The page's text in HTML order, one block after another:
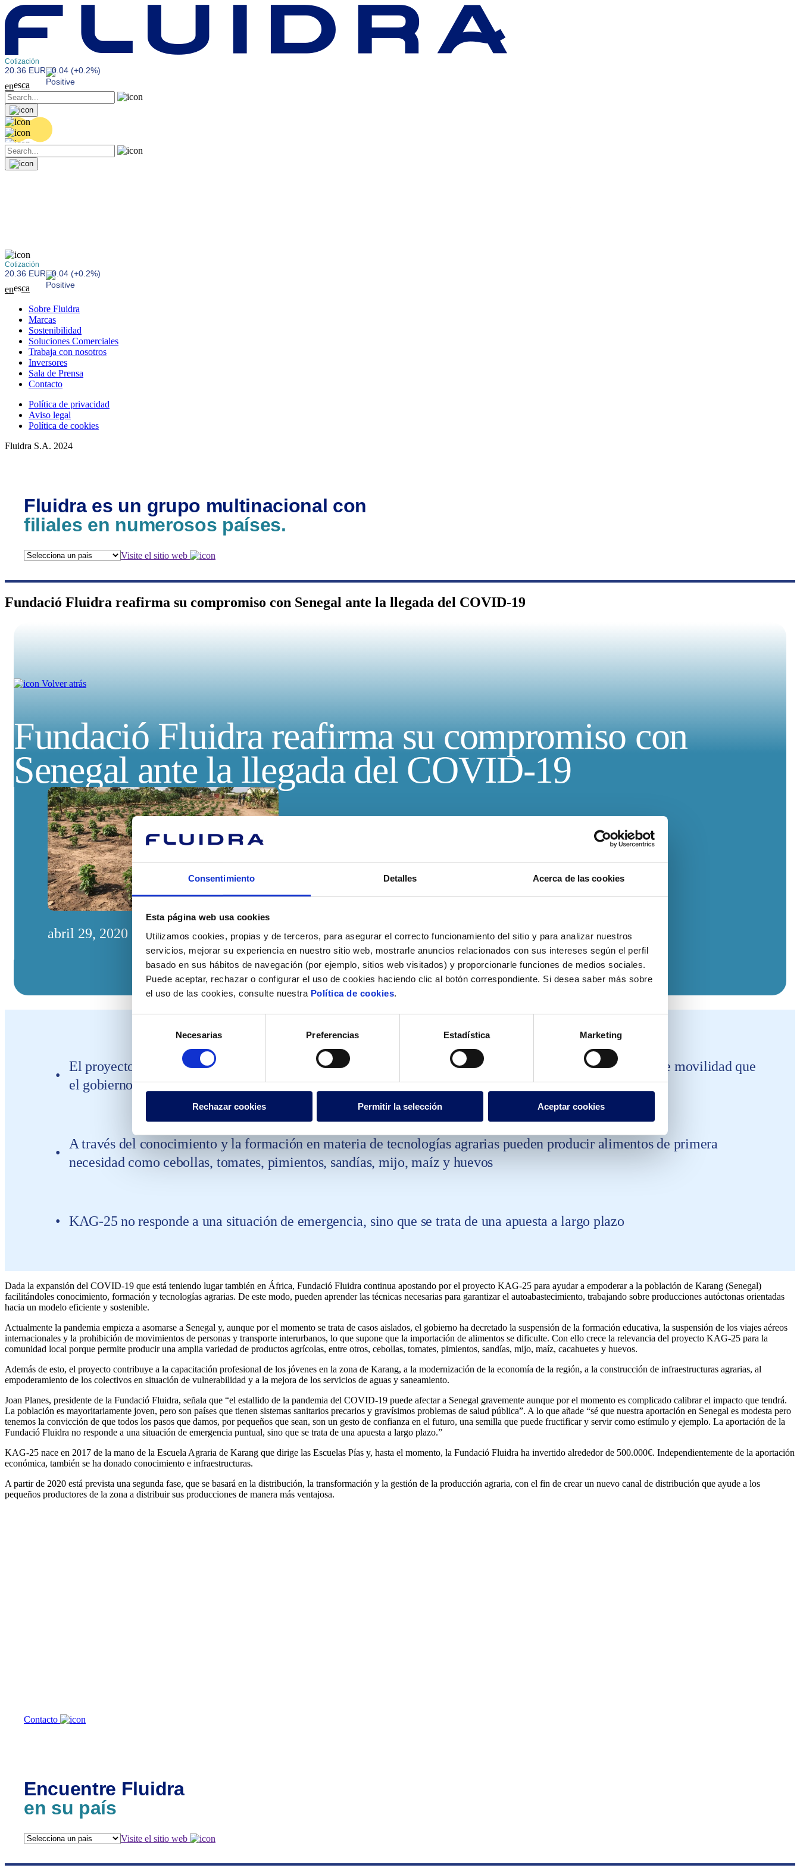
Consentimiento Detalles Acerca de las cookies
Esta página web usa cookies
Utilizamos cookies, propias y de terceros, para asegurar el correcto funcionamiento del sitio y para analizar nuestros
servicios, mejorar su experiencia en nuestro sitio web, mostrarle anuncios relacionados con sus intereses según el perfil
basado en sus hábitos de navegación (por ejemplo, sitios web visitados) y proporcionarle funciones de medios sociales.
Puede aceptar, rechazar o configurar el uso de cookies haciendo clic al botón correspondiente. Si desea saber más sobre
el uso de las cookies, consulte nuestra Política de cookies.
consentimiento
Necesarias Preferencias Estadística Marketing
Rechazar cookies Permitir la selección Aceptar cookies
Cotización
20.36 EUR 0.04 (+0.2%)
enesca
Cotización
20.36 EUR 0.04 (+0.2%)
enesca
Sobre Fluidra
Marcas
Sostenibilidad
Soluciones Comerciales
Trabaja con nosotros
Inversores
Sala de Prensa
Contacto
Política de privacidad
Aviso legal
Política de cookies
Fluidra S.A. 2024
Fluidra es un grupo multinacional con
filiales en numerosos países.
Visite el sitio web
Fundació Fluidra reafirma su compromiso con Senegal ante la llegada del COVID-19
Volver atrás
Fundació Fluidra reafirma su compromiso con
Senegal ante la llegada del COVID-19
abril 29, 2020
El proyecto KAG-25 ayuda a que la población de Karang pueda autoabastecerse pese a las restricciones de movilidad que
el gobierno de Senegal ha activado ante el avance del virus
A través del conocimiento y la formación en materia de tecnologías agrarias pueden producir alimentos de primera
necesidad como cebollas, tomates, pimientos, sandías, mijo, maíz y huevos
KAG-25 no responde a una situación de emergencia, sino que se trata de una apuesta a largo plazo
Dada la expansión del COVID-19 que está teniendo lugar también en África, Fundació Fluidra continua apostando por el proyecto KAG-25 para ayudar a empoderar a la población de Karang (Senegal)
facilitándoles conocimiento, formación y tecnologías agrarias. De este modo, pueden aprender las técnicas necesarias para garantizar el autoabastecimiento, trabajando sobre producciones autóctonas orientadas
hacia un modelo eficiente y sostenible.
Actualmente la pandemia empieza a asomarse a Senegal y, aunque por el momento se trata de casos aislados, el gobierno ha decretado la suspensión de la formación educativa, la suspensión de los viajes aéreos
internacionales y la prohibición de movimientos de personas y transporte interurbanos, lo que supone que la importación de alimentos se dificulte. Con ello crece la relevancia del proyecto KAG-25 para la
comunidad local porque permite producir una amplia variedad de productos agrícolas, entre otros, cebollas, tomates, pimientos, sandías, mijo, maíz, cacahuetes y huevos.
Además de esto, el proyecto contribuye a la capacitación profesional de los jóvenes en la zona de Karang, a la modernización de la economía de la región, a la construcción de infraestructuras agrarias, al
empoderamiento de los colectivos en situación de vulnerabilidad y a la mejora de los servicios de aguas y saneamiento.
Joan Planes, presidente de la Fundació Fluidra, señala que “el estallido de la pandemia del COVID-19 puede afectar a Senegal gravemente aunque por el momento es complicado calibrar el impacto que tendrá.
La población es mayoritariamente joven, pero son países que tienen sistemas sanitarios precarios y gravísimos problemas de salud pública”. A lo que añade “sé que nuestra aportación en Senegal es modesta pero
tenemos la convicción de que todos los pasos que damos, por pequeños que sean, son un gesto de confianza en el futuro, una semilla que puede fructificar y servir como estímulo y ejemplo. La aportación de la
Fundació Fluidra no responde a una situación de emergencia puntual, sino que se trata de una apuesta a largo plazo.”
KAG-25 nace en 2017 de la mano de la Escuela Agraria de Karang que dirige las Escuelas Pías y, hasta el momento, la Fundació Fluidra ha invertido alrededor de 500.000€. Independientemente de la aportación
económica, también se ha donado conocimiento e infraestructuras.
A partir de 2020 está prevista una segunda fase, que se basará en la distribución, la transformación y la gestión de la producción agraria, con el fin de crear un nuevo canal de distribución que ayude a los
pequeños productores de la zona a distribuir sus producciones de manera más ventajosa.
Contacto
Encuentre Fluidra
en su país
Visite el sitio web